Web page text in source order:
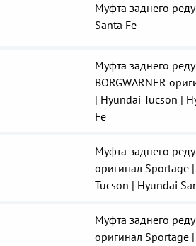
Муфта заднего
Santa Fe
Муфта заднего
BORGWARNER
| Hyundai Tucson |
Fe
Муфта заднего
оригинал Sportage
Tucson | Hyundai
Муфта заднего
оригинал Sportage